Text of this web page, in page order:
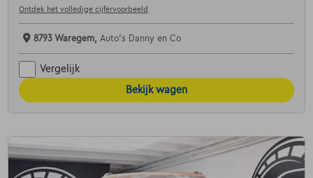
Ontdek het volledige cijfervoorbeeld
8793 Waregem, Auto's Danny en Co
Vergelijk
Bekijk wagen